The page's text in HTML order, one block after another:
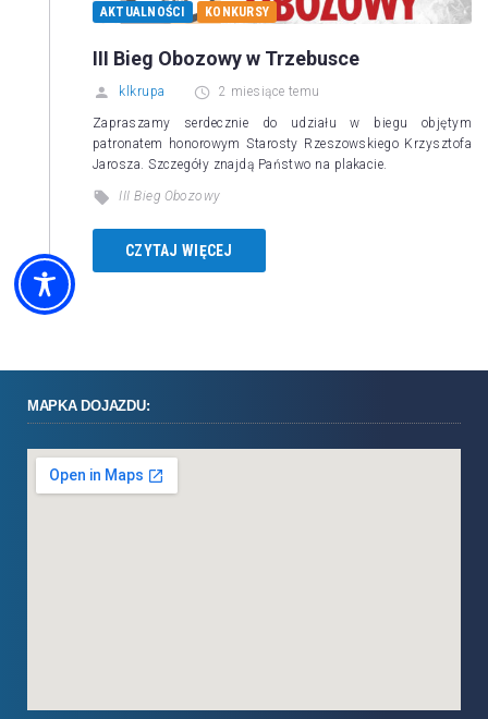
AKTUALNOŚCI KONKURSY
III Bieg Obozowy w Trzebusce
klkrupa 2 miesiące temu
Zapraszamy serdecznie do udziału w biegu objętym
patronatem honorowym Starosty Rzeszowskiego Krzysztofa
Jarosza. Szczegóły znajdą Państwo na plakacie.
III Bieg Obozowy
CZYTAJ WIĘCEJ
MAPKA DOJAZDU: